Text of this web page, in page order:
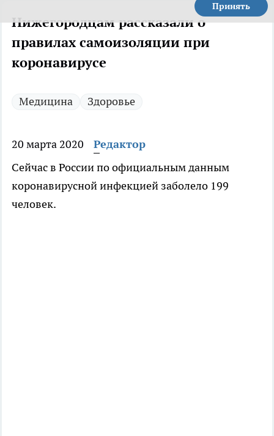
Принять
Нижегородцам рассказали о
правилах самоизоляции при
коронавирусе
Медицина Здоровье
20 марта 2020
Редактор
Сейчас в России по официальным данным
коронавирусной инфекцией заболело 199
человек.